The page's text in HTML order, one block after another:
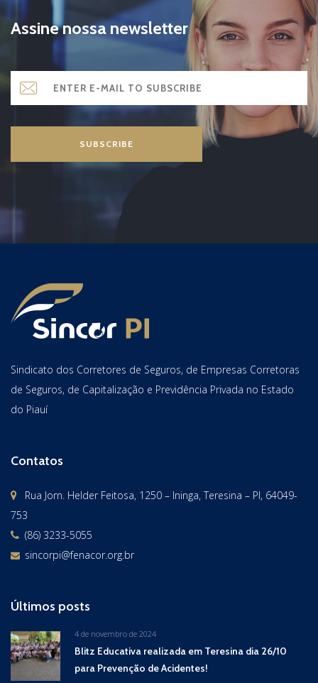
Assine nossa newsletter
Sindicato dos Corretores de Seguros, de Empresas Corretoras
de Seguros, de Capitalização e Previdência Privada no Estado
do Piauí
Contatos
Rua Jorn. Helder Feitosa, 1250 – Ininga, Teresina – PI, 64049-
753
(86) 3233-5055
sincorpi@fenacor.org.br
Últimos posts
4 de novembro de 2024
Blitz Educativa realizada em Teresina dia 26/10
para Prevenção de Acidentes!